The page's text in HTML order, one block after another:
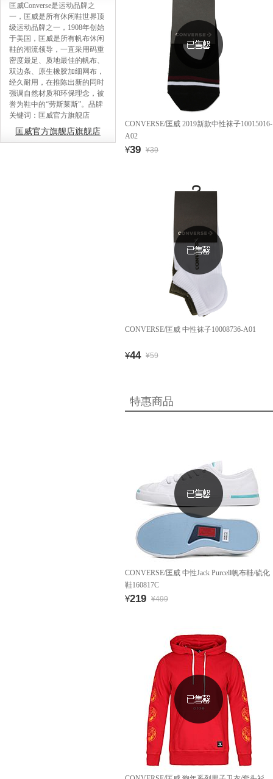
匡威Converse是运动品牌之
一，匡威是所有休闲鞋世界顶
级运动品牌之一，1908年创始
于美国，匡威是所有帆布休闲
鞋的潮流领导，一直采用码重
密度最足、质地最佳的帆布、
双边条、原生橡胶加细网布，
经久耐用，在推陈出新的同时
强调自然材质和环保理念，被
誉为鞋中的“劳斯莱斯”。品牌
关键词：匡威官方旗舰店
匡威官方旗舰店旗舰店
CONVERSE/匡威 2019新款中性袜子10015016-
A02
¥39 ¥39
CONVERSE/匡威 中性袜子10008736-A01
¥44 ¥59
特惠商品
CONVERSE/匡威 中性Jack Purcell帆布鞋/硫化
鞋160817C
¥219 ¥499